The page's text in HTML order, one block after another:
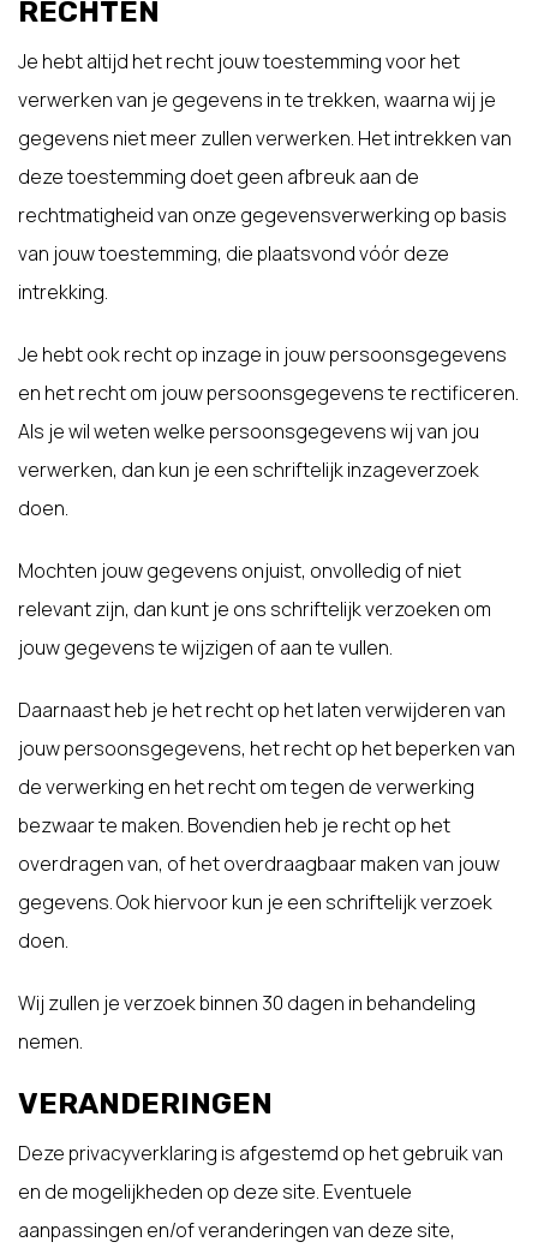
RECHTEN
Je hebt altijd het recht jouw toestemming voor het
verwerken van je gegevens in te trekken, waarna wij je
gegevens niet meer zullen verwerken. Het intrekken van
deze toestemming doet geen afbreuk aan de
rechtmatigheid van onze gegevensverwerking op basis
van jouw toestemming, die plaatsvond vóór deze
intrekking.
Je hebt ook recht op inzage in jouw persoonsgegevens
en het recht om jouw persoonsgegevens te rectificeren.
Als je wil weten welke persoonsgegevens wij van jou
verwerken, dan kun je een schriftelijk inzageverzoek
doen.
Mochten jouw gegevens onjuist, onvolledig of niet
relevant zijn, dan kunt je ons schriftelijk verzoeken om
jouw gegevens te wijzigen of aan te vullen.
Daarnaast heb je het recht op het laten verwijderen van
jouw persoonsgegevens, het recht op het beperken van
de verwerking en het recht om tegen de verwerking
bezwaar te maken. Bovendien heb je recht op het
overdragen van, of het overdraagbaar maken van jouw
gegevens. Ook hiervoor kun je een schriftelijk verzoek
doen.
Wij zullen je verzoek binnen 30 dagen in behandeling
nemen.
VERANDERINGEN
Deze privacyverklaring is afgestemd op het gebruik van
en de mogelijkheden op deze site. Eventuele
aanpassingen en/of veranderingen van deze site,